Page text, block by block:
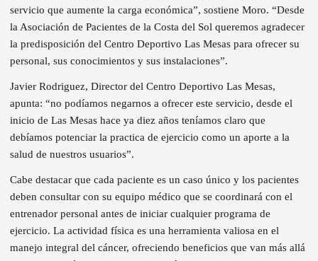
servicio que aumente la carga económica”, sostiene Moro. “Desde
la Asociación de Pacientes de la Costa del Sol queremos agradecer
la predisposición del Centro Deportivo Las Mesas para ofrecer su
personal, sus conocimientos y sus instalaciones”.
Javier Rodriguez, Director del Centro Deportivo Las Mesas,
apunta: “no podíamos negarnos a ofrecer este servicio, desde el
inicio de Las Mesas hace ya diez años teníamos claro que
debíamos potenciar la practica de ejercicio como un aporte a la
salud de nuestros usuarios”.
Cabe destacar que cada paciente es un caso único y los pacientes
deben consultar con su equipo médico que se coordinará con el
entrenador personal antes de iniciar cualquier programa de
ejercicio. La actividad física es una herramienta valiosa en el
manejo integral del cáncer, ofreciendo beneficios que van más allá